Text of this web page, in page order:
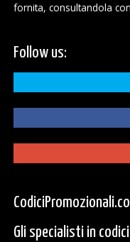
fornita, consultandola
Follow us:
Gli specialisti in